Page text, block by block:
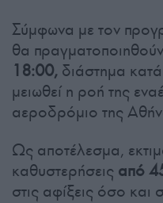
Σύμφωνα με τον
θα πραγματοποιηθούν
18:00, διάστημα
μειωθεί η ροή της
αεροδρόμιο της
Ως αποτέλεσμα,
καθυστερήσεις από
στις αφίξεις όσο και